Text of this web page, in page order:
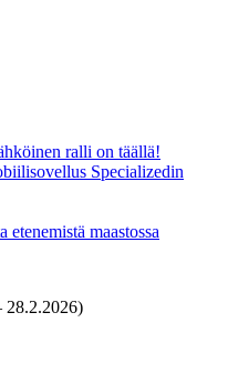
ralli on täällä!
Specializedin
maastossa
28.2.2026)